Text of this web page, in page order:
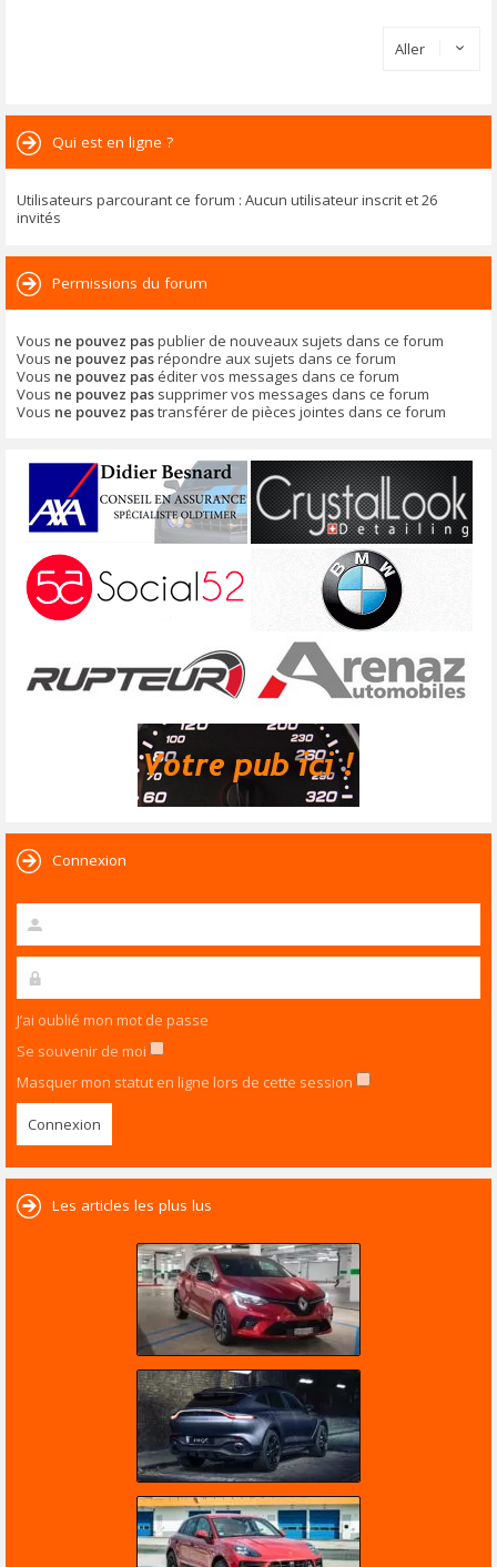
Aller
Qui est en ligne ?
Utilisateurs parcourant ce forum : Aucun utilisateur inscrit et 26
invités
Permissions du forum
Vous ne pouvez paspublier de nouveaux sujets dans ce forum
Vous ne pouvez pasrépondre aux sujets dans ce forum
Vous ne pouvez pas éditer vos messages dans ce forum
Vous ne pouvez pas supprimer vos messages dans ce forum
Vous ne pouvez pastransférer de pièces jointes dans ce forum
Connexion
J’ai oublié mon mot de passe
Se souvenir de moi
Masquer mon statut en ligne lors de cette session
Les articles les plus lus